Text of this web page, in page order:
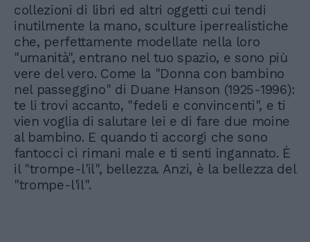
collezioni di libri ed altri oggetti cui tendi
inutilmente la mano, sculture iperrealistiche
che, perfettamente modellate nella loro
"umanità", entrano nel tuo spazio, e sono più
vere del vero. Come la "Donna con bambino
nel passeggino" di Duane Hanson (1925-1996):
te li trovi accanto, "fedeli e convincenti", e ti
vien voglia di salutare lei e di fare due moine
al bambino. E quando ti accorgi che sono
fantocci ci rimani male e ti senti ingannato. È
il "trompe-l'il", bellezza. Anzi, è la bellezza del
"trompe-l'il".